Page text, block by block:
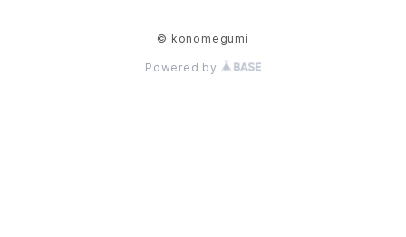
© konomegumi
Powered by